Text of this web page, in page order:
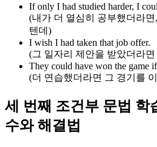
If only I had studied harder, I
(내가 더 열심히 공부했더라
텐데)
I wish I had taken that job offer.
(그 일자리 제안을 받았더라
They could have won the game
(더 연습했더라면 그 경기를
세 번째 조건부 문법 학
수와 해결법